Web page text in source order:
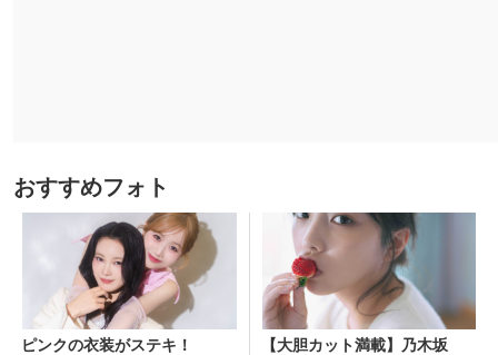
おすすめフォト
ピンクの衣装がステキ！
【大胆カット満載】乃木坂